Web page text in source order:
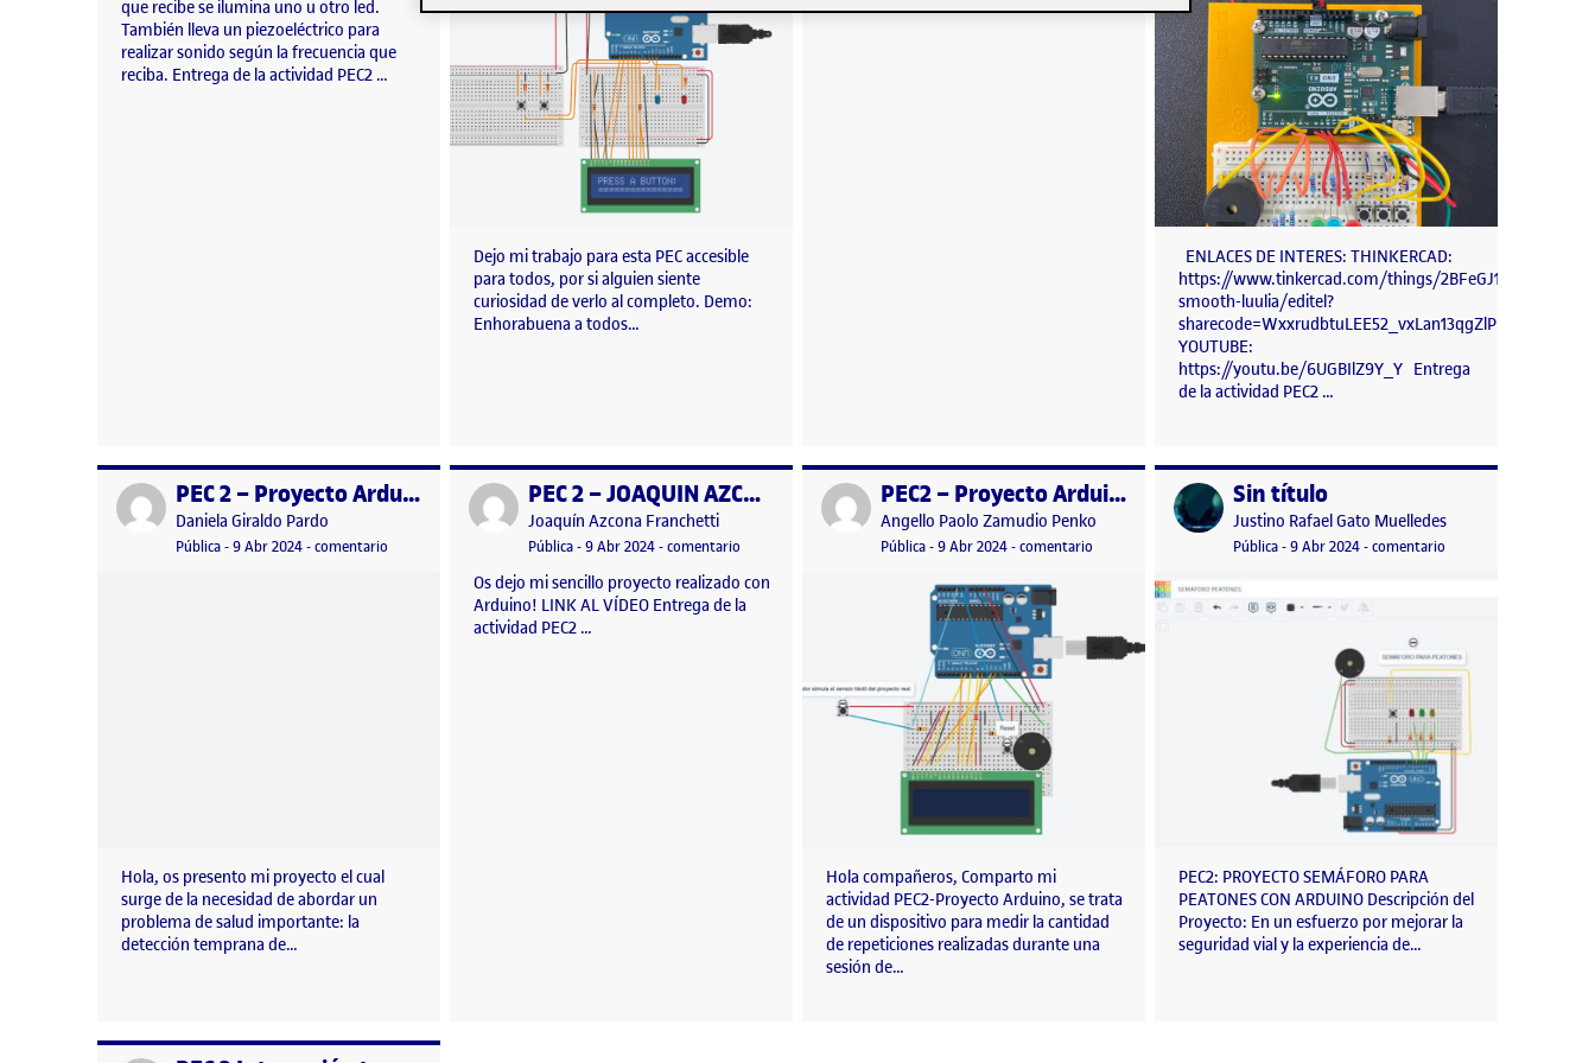
que recibe se ilumina uno u otro led.
También lleva un piezoeléctrico para
realizar sonido según la frecuencia que
reciba. Entrega de la actividad PEC2 …
Dejo mi trabajo para esta PEC accesible
para todos, por si alguien siente
curiosidad de verlo al completo. Demo:
Enhorabuena a todos…
ENLACES DE INTERES: THINKERCAD:
https://www.tinkercad.com/things/2BFeGJ1yBft-
smooth-luulia/editel?
YOUTUBE:
https://youtu.be/6UGBIlZ9Y_Y Entrega
de la actividad PEC2 …
Publicado por PEC 2 – Proyecto Arduino – Sensor de Temperatura Clínico
Publicado por
Daniela Giraldo Pardo
Visibilidad:
Pública-Fecha de publicación
9 Abr 2024-comentario en PEC 2 – Proyecto Arduino – Sensor de Temperatura Clínico
Hola, os presento mi proyecto el cual
surge de la necesidad de abordar un
problema de salud importante: la
detección temprana de…
Publicado por PEC 2 – JOAQUIN AZCONA
Publicado por
Joaquín Azcona Franchetti
Visibilidad:
Pública-Fecha de publicación
9 Abr 2024-comentario en PEC 2 – JOAQUIN AZCONA
Os dejo mi sencillo proyecto realizado con
Arduino! LINK AL VÍDEO Entrega de la
actividad PEC2 …
Publicado por PEC2 – Proyecto Arduino
Publicado por
Angello Paolo Zamudio Penko
Visibilidad:
Pública-Fecha de publicación
9 Abr 20249 abril, 2024 11:30 pm
-comentario en PEC2 – Proyecto Arduino
Hola compañeros, Comparto mi
actividad PEC2-Proyecto Arduino, se trata
de un dispositivo para medir la cantidad
de repeticiones realizadas durante una
sesión de…
Publicado porSin título
Publicado por
Justino Rafael Gato Muelledes
Visibilidad:
Pública-Fecha de publicación
9 Abr 2024-comentario
PEC2: PROYECTO SEMÁFORO PARA
PEATONES CON ARDUINO Descripción del
Proyecto: En un esfuerzo por mejorar la
seguridad vial y la experiencia de…